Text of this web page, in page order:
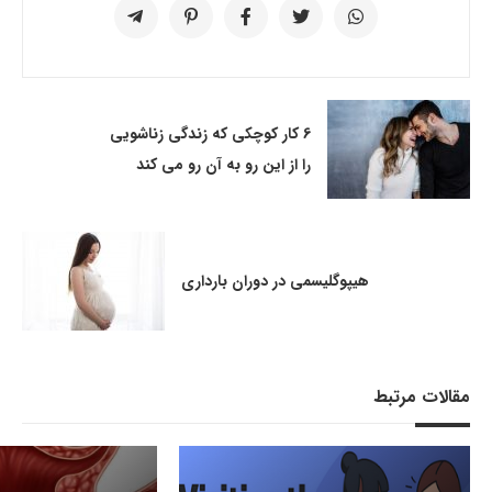
6 کار کوچکی که زندگی زناشویی
را از این رو به آن رو می کند
هیپوگلیسمی در دوران بارداری
مقالات مرتبط